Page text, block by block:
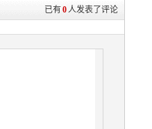
已有0人发表了评论